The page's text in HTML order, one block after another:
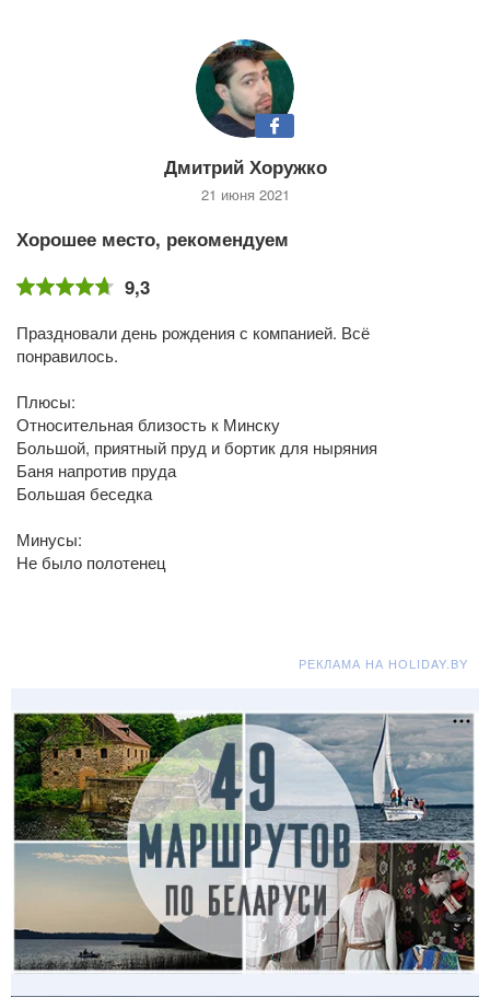
Дмитрий Хоружко
21 июня 2021
Хорошее место, рекомендуем
9,3
Праздновали день рождения с компанией. Всё
понравилось.
Плюсы:
Относительная близость к Минску
Большой, приятный пруд и бортик для ныряния
Баня напротив пруда
Большая беседка
Минусы:
Не было полотенец
РЕКЛАМА НА HOLIDAY.BY